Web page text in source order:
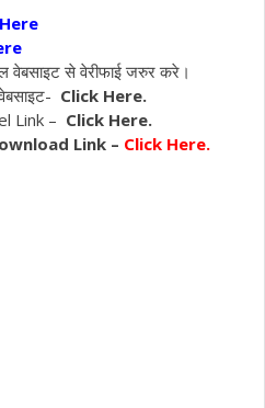
वेबसाइट से वेरीफाई जरुर करे।
Click Here.
Link – Click Here.
Link – Click Here.